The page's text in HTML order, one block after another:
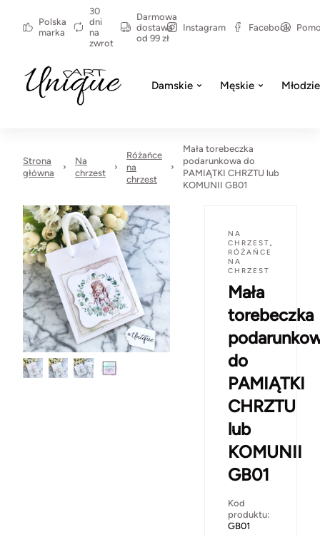
Polska
marka
30
dni
na
zwrot
Darmowa
dostawa
od 99 zł
Instagram Facebook
Damskie Męskie
Strona
główna
Na
chrzest
Różańce
na
chrzest
Mała torebeczka
podarunkowa do
PAMIĄTKI CHRZTU lub
KOMUNII GB01
NA
CHRZEST,
RÓŻAŃCE
NA
CHRZEST
Mała
torebeczka
do
PAMIĄTKI
CHRZTU
lub
KOMUNII
GB01
Kod
produktu:
GB01